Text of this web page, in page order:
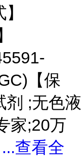
【保
剂 ;无色液
家;20万
...查看全